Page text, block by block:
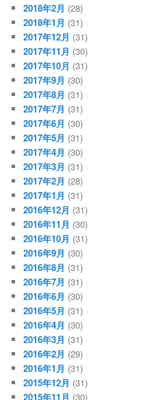
2018年2月 (28)
2018年1月 (31)
2017年12月 (31)
2017年11月 (30)
2017年10月 (31)
2017年9月 (30)
2017年8月 (31)
2017年7月 (31)
2017年6月 (30)
2017年5月 (31)
2017年4月 (30)
2017年3月 (31)
2017年2月 (28)
2017年1月 (31)
2016年12月 (31)
2016年11月 (30)
2016年10月 (31)
2016年9月 (30)
2016年8月 (31)
2016年7月 (31)
2016年6月 (30)
2016年5月 (31)
2016年4月 (30)
2016年3月 (31)
2016年2月 (29)
2016年1月 (31)
2015年12月 (31)
2015年11月 (30)